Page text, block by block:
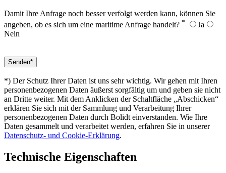
Damit Ihre Anfrage noch besser verfolgt werden kann, können Sie
angeben, ob es sich um eine maritime Anfrage handelt? *
Ja
Nein
*) Der Schutz Ihrer Daten ist uns sehr wichtig. Wir gehen mit Ihren
personenbezogenen Daten äußerst sorgfältig um und geben sie nicht
an Dritte weiter. Mit dem Anklicken der Schaltfläche „Abschicken“
erklären Sie sich mit der Sammlung und Verarbeitung Ihrer
personenbezogenen Daten durch Bolidt einverstanden. Wie Ihre
Daten gesammelt und verarbeitet werden, erfahren Sie in unserer
Datenschutz- und Cookie-Erklärung.
Technische Eigenschaften